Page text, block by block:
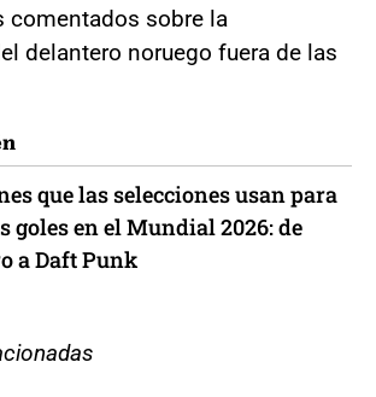
comentados sobre la
delantero noruego fuera de las
que las selecciones usan para
goles en el Mundial 2026: de
a Daft Punk